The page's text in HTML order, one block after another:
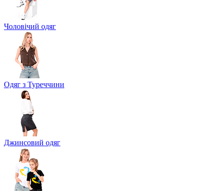
Чоловічий одяг
Одяг з Туреччини
Джинсовий одяг